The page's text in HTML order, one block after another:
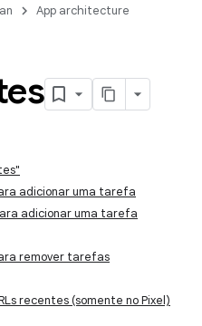
App architecture
adicionar uma tarefa
adicionar uma tarefa
remover tarefas
recentes (somente no Pixel)